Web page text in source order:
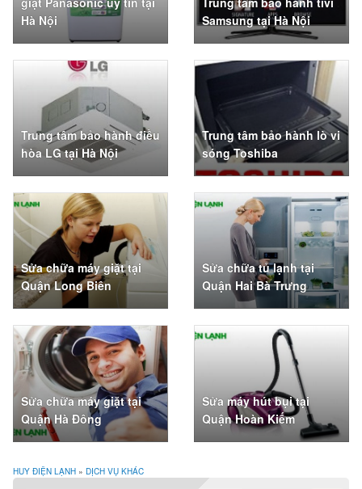
Hà Nội
Samsung tại Hà Nội
Trung tâm bảo hành điều
hòa LG tại Hà Nội
Trung tâm bảo hành lò vi
sóng Toshiba
Sửa chữa máy giặt tại
Quận Long Biên
Sửa chữa tủ lạnh tại
Quận Hai Bà Trưng
Sửa chữa máy giặt tại
Quận Hà Đông
Sửa máy hút bụi tại
Quận Hoàn Kiếm
HUY ĐIỆN LẠNH » DỊCH VỤ KHÁC